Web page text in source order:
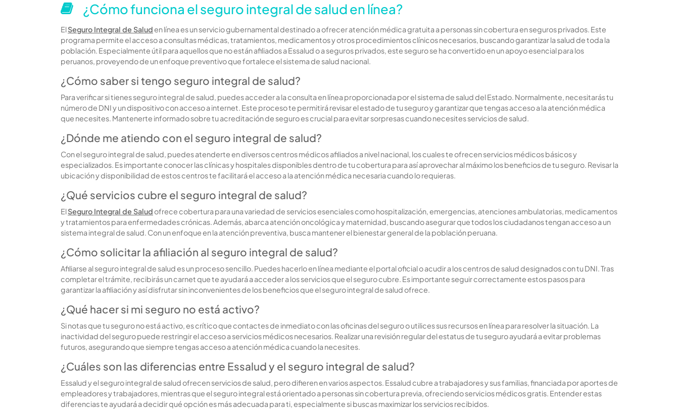
¿Cómo funciona el seguro integral de salud en línea?
ElSeguro Integral de Salud en línea es un servicio gubernamental destinado a ofrecer atención médica gratuita a personas sin cobertura en seguros privados. Este
programa permite el acceso a consultas médicas, tratamientos, medicamentos y otros procedimientos clínicos necesarios, buscando garantizar la salud de toda la
población. Especialmente útil para aquellos que no están afiliados a Essalud o a seguros privados, este seguro se ha convertido en un apoyo esencial para los
peruanos, proveyendo de un enfoque preventivo que fortalece el sistema de salud nacional.
¿Cómo saber si tengo seguro integral de salud?
Para verificar si tienes seguro integral de salud, puedes acceder a la consulta en línea proporcionada por el sistema de salud del Estado. Normalmente, necesitarás tu
número de DNI y un dispositivo con acceso a internet. Este proceso te permitirá revisar el estado de tu seguro y garantizar que tengas acceso a la atención médica
que necesites. Mantenerte informado sobre tu acreditación de seguro es crucial para evitar sorpresas cuando necesites servicios de salud.
¿Dónde me atiendo con el seguro integral de salud?
Con el seguro integral de salud, puedes atenderte en diversos centros médicos afiliados a nivel nacional, los cuales te ofrecen servicios médicos básicos y
especializados. Es importante conocer las clínicas y hospitales disponibles dentro de tu cobertura para así aprovechar al máximo los beneficios de tu seguro. Revisar la
ubicación y disponibilidad de estos centros te facilitará el acceso a la atención médica necesaria cuando lo requieras.
¿Qué servicios cubre el seguro integral de salud?
ElSeguro Integral de Salud ofrece cobertura para una variedad de servicios esenciales como hospitalización, emergencias, atenciones ambulatorias, medicamentos
y tratamientos para enfermedades crónicas. Además, abarca atención oncológica y maternidad, buscando asegurar que todos los ciudadanos tengan acceso a un
sistema integral de salud. Con un enfoque en la atención preventiva, busca mantener el bienestar general de la población peruana.
¿Cómo solicitar la afiliación al seguro integral de salud?
Afiliarse al seguro integral de salud es un proceso sencillo. Puedes hacerlo en línea mediante el portal oficial o acudir a los centros de salud designados con tu DNI. Tras
completar el trámite, recibirás un carnet que te ayudará a acceder a los servicios que el seguro cubre. Es importante seguir correctamente estos pasos para
garantizar la afiliación y así disfrutar sin inconvenientes de los beneficios que el seguro integral de salud ofrece.
¿Qué hacer si mi seguro no está activo?
Si notas que tu seguro no está activo, es crítico que contactes de inmediato con las oficinas del seguro o utilices sus recursos en línea para resolver la situación. La
inactividad del seguro puede restringir el acceso a servicios médicos necesarios. Realizar una revisión regular del estatus de tu seguro ayudará a evitar problemas
futuros, asegurando que siempre tengas acceso a atención médica cuando la necesites.
¿Cuáles son las diferencias entre Essalud y el seguro integral de salud?
Essalud y el seguro integral de salud ofrecen servicios de salud, pero difieren en varios aspectos. Essalud cubre a trabajadores y sus familias, financiada por aportes de
empleadores y trabajadores, mientras que el seguro integral está orientado a personas sin cobertura previa, ofreciendo servicios médicos gratis. Entender estas
diferencias te ayudará a decidir qué opción es más adecuada para ti, especialmente si buscas maximizar los servicios recibidos.